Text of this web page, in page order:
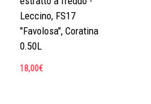
Leccino, FS17
"Favolosa", Coratina
0.50L
18,00€